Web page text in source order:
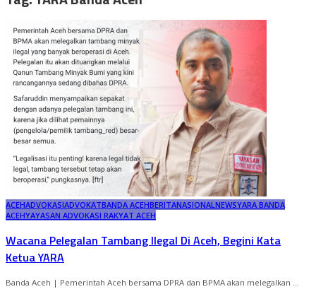
ACEHADVOKASIADVOKATBANDA ACEHBERITANASIONAL NEWSYARA BANDA
ACEHYAYASAN ADVOKASI RAKYAT ACEH
Wacana Pelegalan Tambang Ilegal Di Aceh, Begini Kata
Ketua YARA
Banda Aceh | Pemerintah Aceh bersama DPRA dan BPMA akan melegalkan